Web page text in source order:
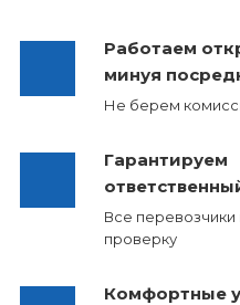
Работаем
минуя
Не берем
Гарантируем
Все
проверку
Комфортные